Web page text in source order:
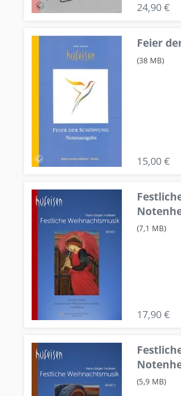
24,90 €
Feier
(38 MB)
15,00 €
(7,1 MB)
17,90 €
(5,9 MB)